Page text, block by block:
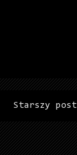
Starszy post